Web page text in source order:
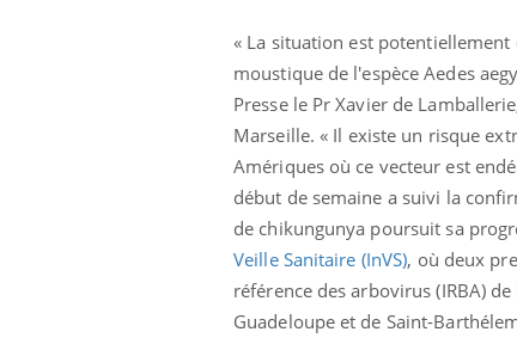
« La situation est
moustique de l'espèce Aedes
Presse le Pr Xavier de
Marseille. « Il existe un risque
Amériques où ce vecteur est
début de semaine a suivi la
de chikungunya poursuit sa
Veille Sanitaire (InVS), où deux
référence des arbovirus (IRBA)
Guadeloupe et de Saint-